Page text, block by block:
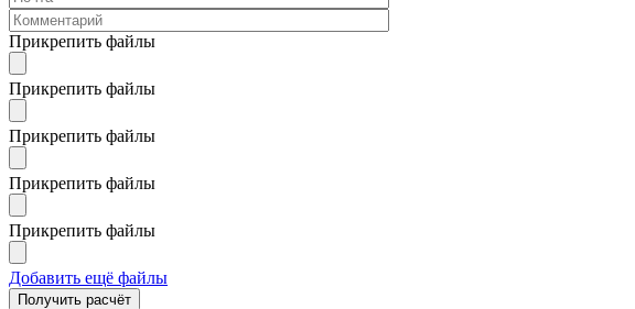
Прикрепить файлы
Прикрепить файлы
Прикрепить файлы
Прикрепить файлы
Прикрепить файлы
Добавить ещё файлы